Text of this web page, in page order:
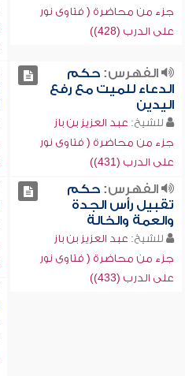
جزء من محاضرة ( فتاوى نور
على الدرب (428))
الفهرس:حكم
الدعاء للميت مع رفع
اليدين
للشيخ: عبد العزيز بن باز
جزء من محاضرة ( فتاوى نور
على الدرب (431))
الفهرس:حكم
تقبيل رأس الجدة
والعمة والخالة
للشيخ: عبد العزيز بن باز
جزء من محاضرة ( فتاوى نور
على الدرب (433))